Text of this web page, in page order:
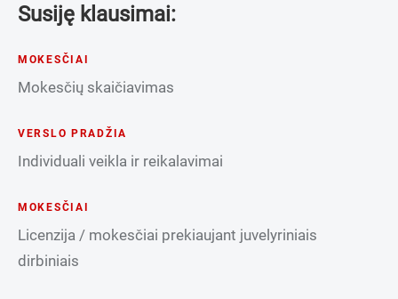
Susiję klausimai:
MOKESČIAI
Mokesčių skaičiavimas
VERSLO PRADŽIA
Individuali veikla ir reikalavimai
MOKESČIAI
Licenzija / mokesčiai prekiaujant juvelyriniais
dirbiniais